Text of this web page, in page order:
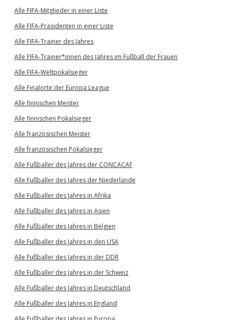
Alle FIFA-Mitglieder in einer Liste
Alle FIFA-Präsidenten in einer Liste
Alle FIFA-Trainer des Jahres
Alle FIFA-Trainer*innen des Jahres im Fußball der Frauen
Alle FIFA-Weltpokalsieger
Alle Finalorte der Europa League
Alle finnischen Meister
Alle finnischen Pokalsieger
Alle französischen Meister
Alle französischen Pokalsieger
Alle Fußballer des Jahres der CONCACAF
Alle Fußballer des Jahres der Niederlande
Alle Fußballer des Jahres in Afrika
Alle Fußballer des Jahres in Asien
Alle Fußballer des Jahres in Belgien
Alle Fußballer des Jahres in den USA
Alle Fußballer des Jahres in der DDR
Alle Fußballer des Jahres in der Schweiz
Alle Fußballer des Jahres in Deutschland
Alle Fußballer des Jahres in England